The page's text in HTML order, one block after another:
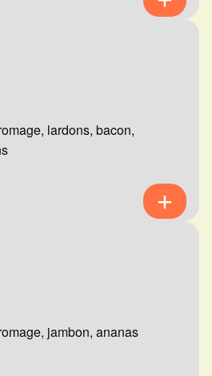
lardons, bacon,
jambon, ananas